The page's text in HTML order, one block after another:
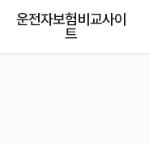
운전자보험비교사이
트